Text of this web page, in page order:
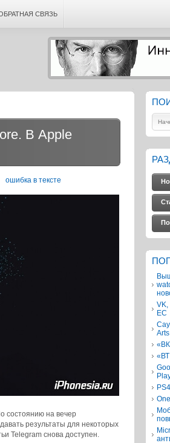
СВЯЗЬ
В Apple
ошибка в тексте
состоянию на вечер
результаты для некоторых
Telegram снова доступен.
VK,
ЕС
Arts